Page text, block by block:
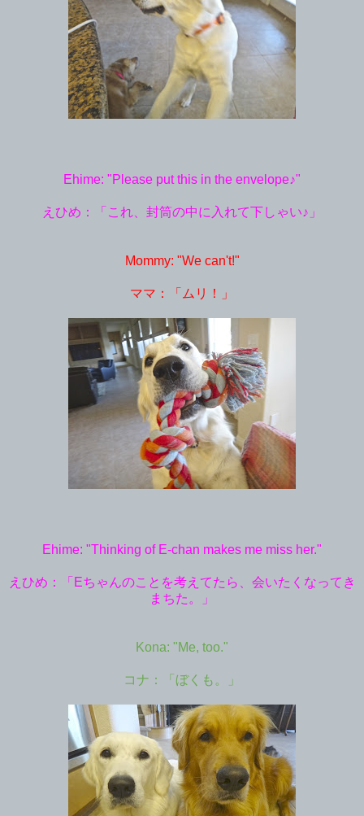
Ehime: "Please put this in the envelope♪"
えひめ：「これ、封筒の中に入れて下しゃい♪」
Mommy: "We can't!"
ママ：「ムリ！」
Ehime: "Thinking of E-chan makes me miss her."
えひめ：「 Eちゃんのことを考えてたら、会いたくなってき
まちた。」
Kona: "Me, too."
コナ：「ぼくも。」